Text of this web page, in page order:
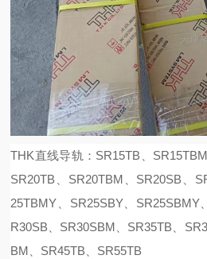
THK直线导轨：SR15TB、
SR20TB、SR20TBM、SR20SB、
25TBMY、SR25SBY、SR25SBMY
R30SB、SR30SBM、SR35TB、
BM、SR45TB、SR55TB